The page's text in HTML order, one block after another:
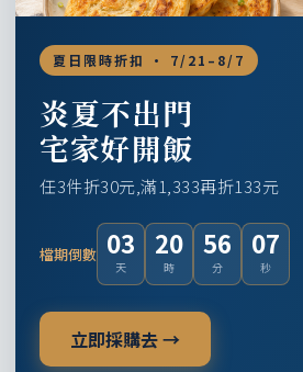
夏日限時折扣 · 7/21–8/7
炎夏不出門
宅家好開飯
任3件折30元,滿1,333再折133元
檔期倒數 03
天
20
時
56
分
06
秒
立即採購去 →